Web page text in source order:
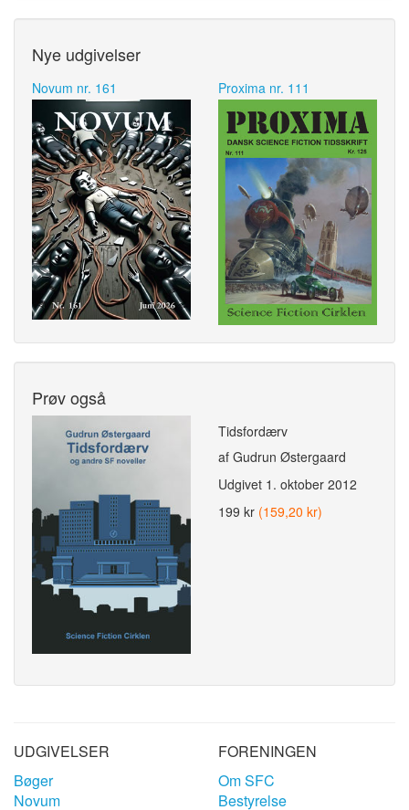
Nye udgivelser
Novum nr. 161 Proxima nr. 111
Prøv også
Tidsfordærv
af Gudrun Østergaard
Udgivet 1. oktober 2012
199 kr (159,20 kr)
UDGIVELSER
Bøger
Novum
FORENINGEN
Om SFC
Bestyrelse